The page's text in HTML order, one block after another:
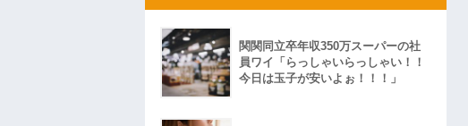
関関同立卒年収350万スーパーの社
員ワイ「らっしゃいらっしゃい！！
今日は玉子が安いよぉ！！！」